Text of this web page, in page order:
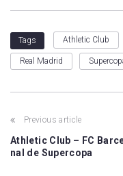
Tags Athletic Club
Real Madrid
Previous article
Athletic Club – FC
nal de Supercopa